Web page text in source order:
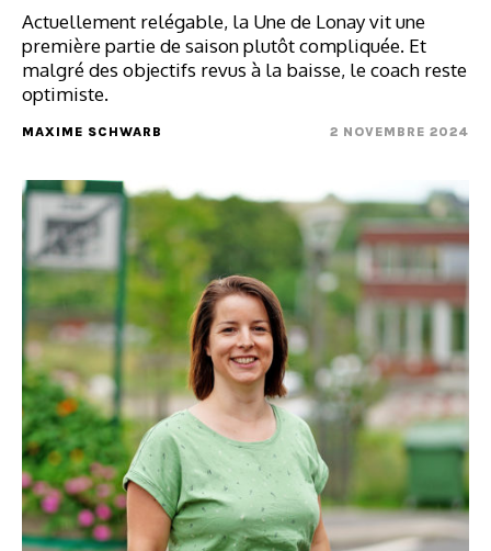
Actuellement relégable, la Une de Lonay vit une
première partie de saison plutôt compliquée. Et
malgré des objectifs revus à la baisse, le coach reste
optimiste.
MAXIME SCHWARB 2 NOVEMBRE 2024